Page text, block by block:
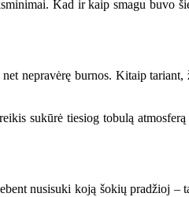
Kad ir kaip smagu buvo
nepravėrę burnos. Kitaip tariant,
sukūrė tiesiog tobulą
nusisuki koją šokių pradžioj –